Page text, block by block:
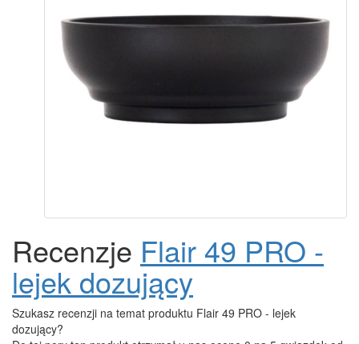
Recenzje Flair 49 PRO -
lejek dozujący
Szukasz recenzji na temat produktu Flair 49 PRO - lejek
dozujący?